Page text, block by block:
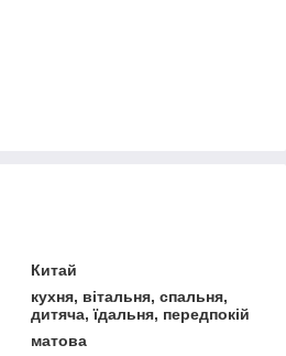
Китай
кухня, вітальня, спальня,
дитяча, їдальня, передпокій
матова